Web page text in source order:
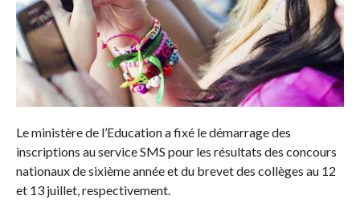
Le ministère de l’Education a fixé le démarrage des
inscriptions au service SMS pour les résultats des concours
nationaux de sixième année et du brevet des collèges au 12
et 13 juillet, respectivement.